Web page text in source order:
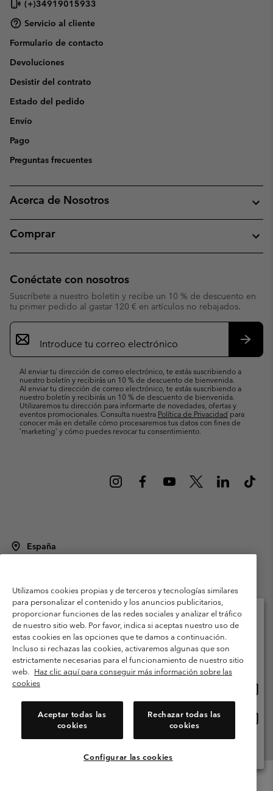
(+)34919015933
Servicio al cliente
Formulario de contacto
Devoluciones
Desistir del contrato
Estado del pedido
Envío
Pago
Preguntas frecuentes
Acerca de Nosotros
Comprar
Conéctate con nosotros
Suscríbete a nuestro boletín y recibe un 10 % de descuento en
tu primer pedido al gastar 120 € en artículos no rebajados.
Suscripción
de
correo
Al enviar tu dirección de correo electrónico, te estás suscribiendo a
nuestro boletín y recibirás un 10 % de descuento de bienvenida.
Al enviar tu dirección de correo electrónico, te estás suscribiendo a
nuestro boletín y recibirás un 10 % de descuento de bienvenida.
Utilizaremos tu dirección para informarte de novedades, ofertas y
eventos promocionales. Consulta nuestra Política de Privacidad para
conocer más en detalle cómo procesaremos tus datos con fines de
’marketing’ y cómo puedes revocar tu consentimiento.
España
Condiciones de uso
Terminos de Venta
Garantía
Política de Privacidad
Términos y condiciones del programa de miembros
Términos De Uso Del Contenido Generado Por Los Usuarios
Impressum
Cookies Public CBCR
Servicio al cliente: Lu. - Vi. de 9:00 a 13:00 y de 14:00 a 18:00
Utilizamos cookies propias y de terceros y tecnologías similares
para personalizar el contenido y los anuncios publicitarios,
proporcionar funciones de las redes sociales y analizar el tráfico
de nuestro sitio web. Por favor, indica si aceptas nuestro uso de
estas cookies en las opciones que te damos a continuación.
Incluso si rechazas las cookies, activaremos algunas que son
estrictamente necesarias para el funcionamiento de nuestro sitio
web. Haz clic aquí para conseguir más información sobre las
cookies
Aceptar todas las
cookies
Rechazar todas las
cookies
Configurar las cookies
Selecciona tu país e idioma envío
Compras en línea disponibles
línea
España
Ver Todos Los Países